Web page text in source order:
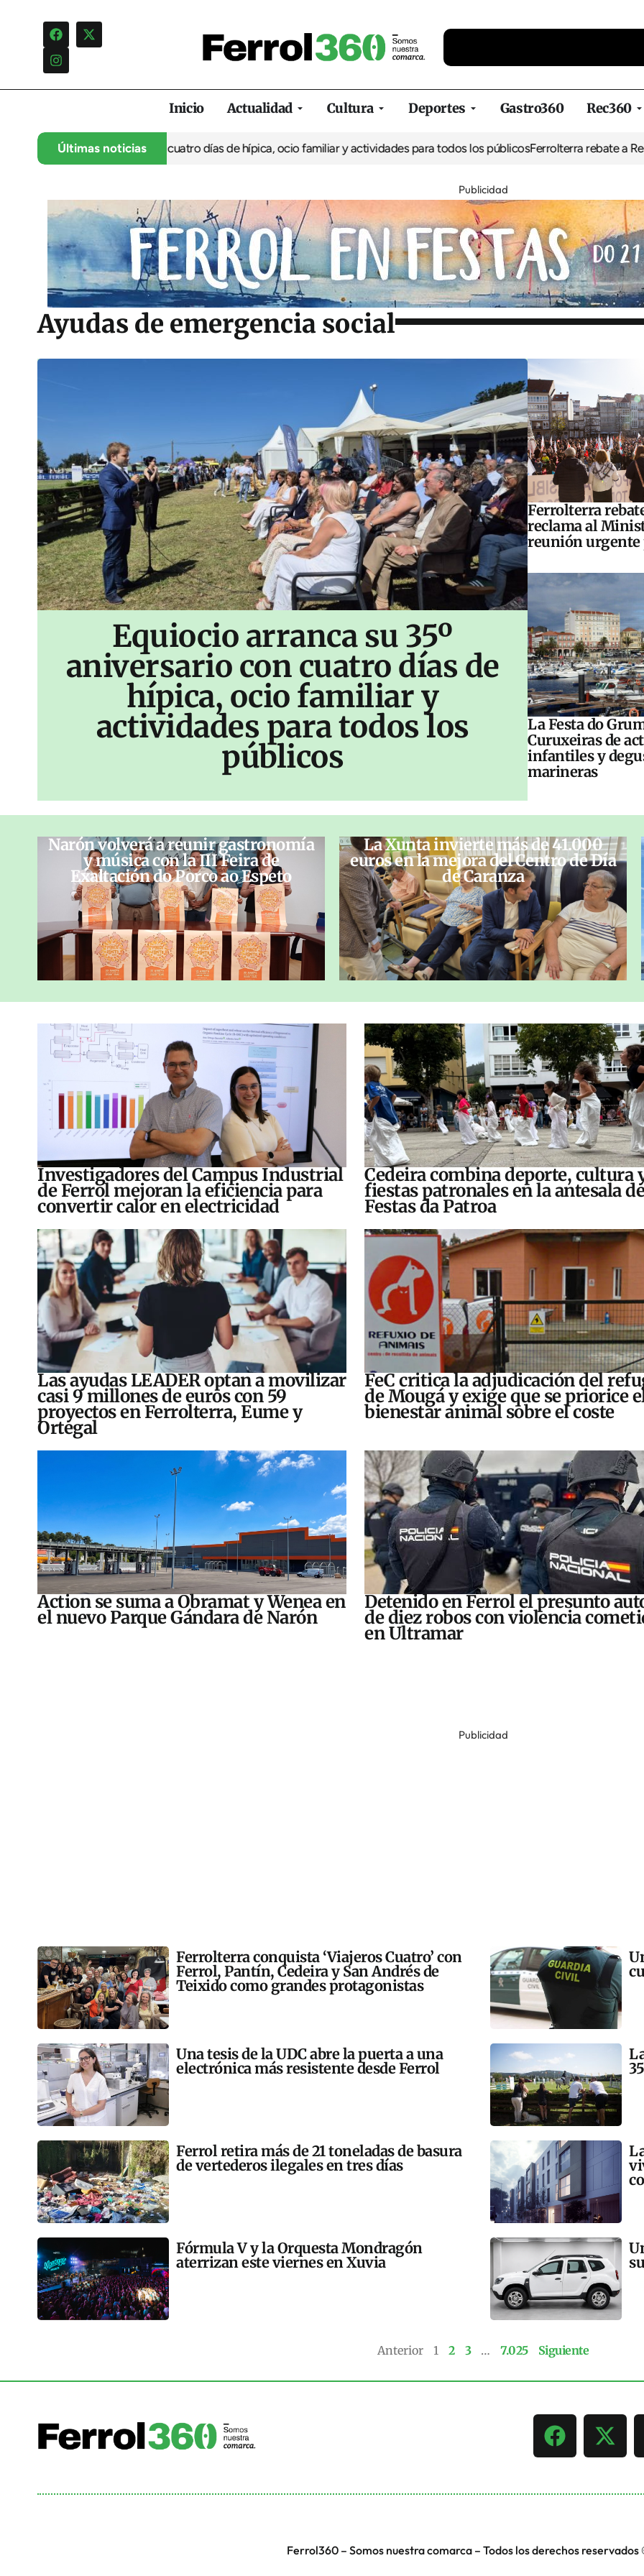
Inicio Actualidad Cultura Deportes Gastro360 Rec360
Últimas noticias
35º aniversario con cuatro días de hípica, ocio familiar y actividades para todos los públicosFerrolterra rebate a Renfe y
Publicidad
Ayudas de emergencia social
Equiocio arranca su 35º
aniversario con cuatro días de
hípica, ocio familiar y
actividades para todos los
públicos
Ferrolterra
reclama al
reunión urgente
La Festa do
Curuxeiras de
infantiles y
marineras
Narón volverá a reunir gastronomía
y música con la III Feira de
Exaltación do Porco ao Espeto
La Xunta invierte más de 41.000
euros en la mejora del Centro de Día
de Caranza
Investigadores del Campus Industrial
de Ferrol mejoran la eficiencia para
convertir calor en electricidad
Cedeira combina deporte, cultura
fiestas patronales en la antesala
Festas da Patroa
Las ayudas LEADER optan a movilizar
casi 9 millones de euros con 59
proyectos en Ferrolterra, Eume y
Ortegal
FeC critica la adjudicación del
de Mougá y exige que se priorice
bienestar animal sobre el coste
Action se suma a Obramat y Wenea en
el nuevo Parque Gándara de Narón
Detenido en Ferrol el presunto
de diez robos con violencia
en Ultramar
Publicidad
Ferrolterra conquista ‘Viajeros Cuatro’ con
Ferrol, Pantín, Cedeira y San Andrés de
Teixido como grandes protagonistas
Una tesis de la UDC abre la puerta a una
electrónica más resistente desde Ferrol
Ferrol retira más de 21 toneladas de basura
de vertederos ilegales en tres días
Fórmula V y la Orquesta Mondragón
aterrizan este viernes en Xuvia
Anterior 1 2 3 … 7.025 Siguiente
Ferrol360 – Somos nuestra comarca – Todos los derechos